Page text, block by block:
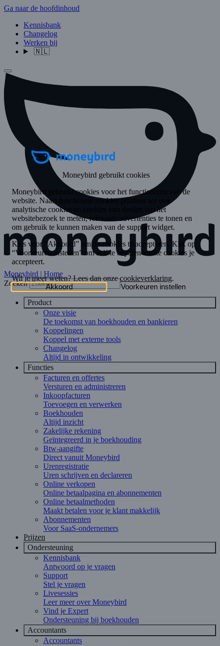
Ga naar de hoofdinhoud
Kennisbank
Changelog
Werken bij
🇳🇱
Moneybird | Home
Zoeken
Product
Onze visie
De toekomst van boekhouden en bankieren
Koppelingen
Koppel met externe tools
Changelog
Altijd in ontwikkeling
Functies
Facturen en offertes
Versturen en administreren
Inkoopfacturen
Toevoegen en verwerken
Boekhouden
Altijd inzicht
Zakelijke rekening
Geïntegreerd in je boekhouding
Btw-aangifte
Direct vanuit Moneybird
Urenregistratie
Uren schrijven en declareren
Online verkopen
Online betaalpagina en abonnementen
Online betaalmethoden
Maakt betalen voor je klant makkelijk
Abonnementen
Voor SaaS-ondernemers
Prijzen
Ondersteuning
Kennisbank
Antwoord op je vragen
Support
Stel je vragen
Livesessies
Leer meer over Moneybird
Vind je Expert
Ondersteuning bij boekhouden
Accountants
Accountants